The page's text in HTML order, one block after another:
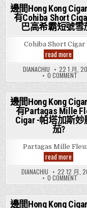
Posted
in
邊間Hong Kong
有Cohiba Short
巴高希霸短號雪
Cohiba Short Cigar
read more
間
Hong
Kong
Cigar
Shop
有
Cohiba
Short
Cigar
-
古
高
希
霸
短
號
雪
茄?
DIANACHIU 22 1 月,
0 COMMENTON
邊
間
有
-
古
希
霸
號
雪
茄?
Posted
in
邊間Hong Kong
有Partagas Mille
Cigar -帕塔加斯妙
茄?
Partagas Mille
read more
間
Hong
Kong
Cigar
Shop
有
DIANACHIU 22 12 月,
0 COMMENTON
邊
間
邊間Hong Kong